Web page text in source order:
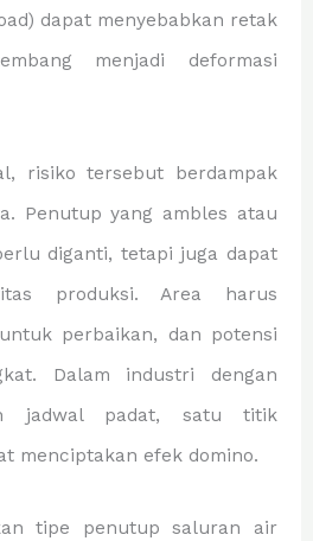
dapat menyebabkan retak
menjadi deformasi
risiko tersebut berdampak
Penutup yang ambles atau
diganti, tetapi juga dapat
produksi. Area harus
perbaikan, dan potensi
Dalam industri dengan
jadwal padat, satu titik
menciptakan efek domino.
tipe penutup saluran air